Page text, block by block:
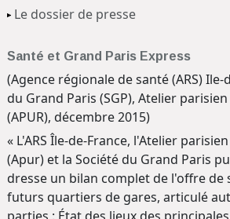
Le dossier de presse
Santé et Grand Paris Express
(Agence régionale de santé (ARS) Ile-
du Grand Paris (SGP), Atelier
(APUR), décembre 2015)
« L'ARS Île-de-France, l'Atelier
(Apur) et la Société du Grand Paris
dresse un bilan complet de l'offre de
futurs quartiers de gares, articulé